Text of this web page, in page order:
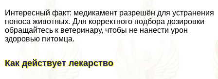
Интересный факт: медикамент разрешён для устранения
поноса животных. Для корректного подбора дозировки
обращайтесь к ветеринару, чтобы не нанести урон
здоровью питомца.
Как действует лекарство